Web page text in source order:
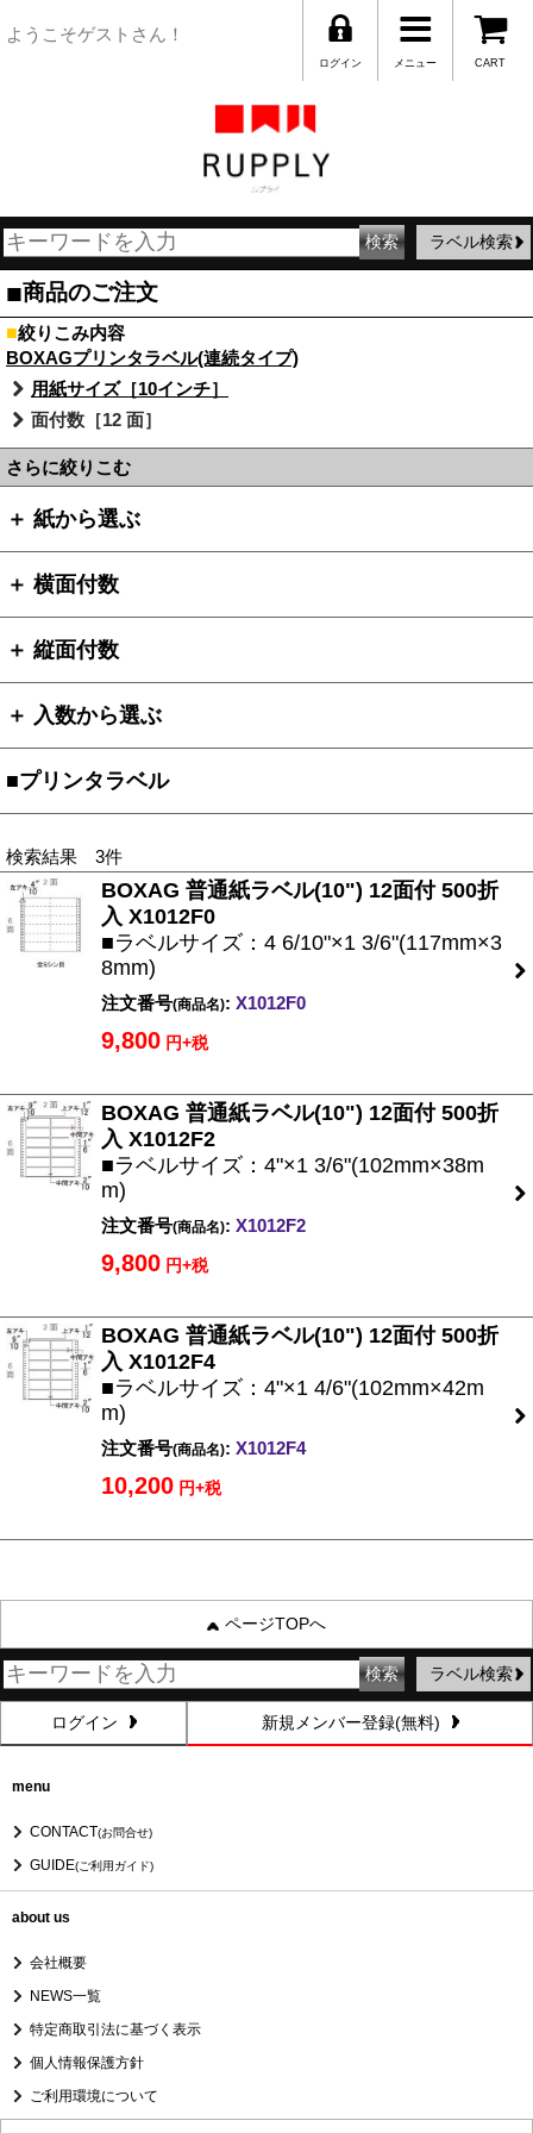
ようこそゲストさん！
CART
メニュー
ログイン
ラベル検索
■商品のご注文
■絞りこみ内容
BOXAGプリンタラベル(連続タイプ)
用紙サイズ［10インチ］
面付数［12 面］
さらに絞りこむ
＋ 紙から選ぶ
＋ 横面付数
＋ 縦面付数
＋ 入数から選ぶ
■プリンタラベル
検索結果 3件
BOXAG 普通紙ラベル(10") 12面付 500折
入 X1012F0
■ラベルサイズ：4 6/10"×1 3/6"(117mm×3
8mm)
注文番号(商品名): X1012F0
9,800 円+税
BOXAG 普通紙ラベル(10") 12面付 500折
入 X1012F2
■ラベルサイズ：4"×1 3/6"(102mm×38m
m)
注文番号(商品名): X1012F2
9,800 円+税
BOXAG 普通紙ラベル(10") 12面付 500折
入 X1012F4
■ラベルサイズ：4"×1 4/6"(102mm×42m
m)
注文番号(商品名): X1012F4
10,200 円+税
ページTOPへ
ラベル検索
ログイン 新規メンバー登録(無料)
menu
CONTACT(お問合せ)
GUIDE(ご利用ガイド)
about us
会社概要
NEWS一覧
特定商取引法に基づく表示
個人情報保護方針
ご利用環境について